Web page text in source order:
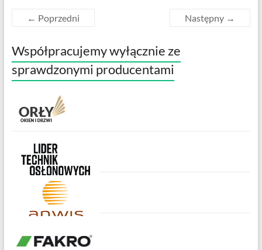
← Poprzedni Następny →
Współpracujemy wyłącznie ze
sprawdzonymi producentami